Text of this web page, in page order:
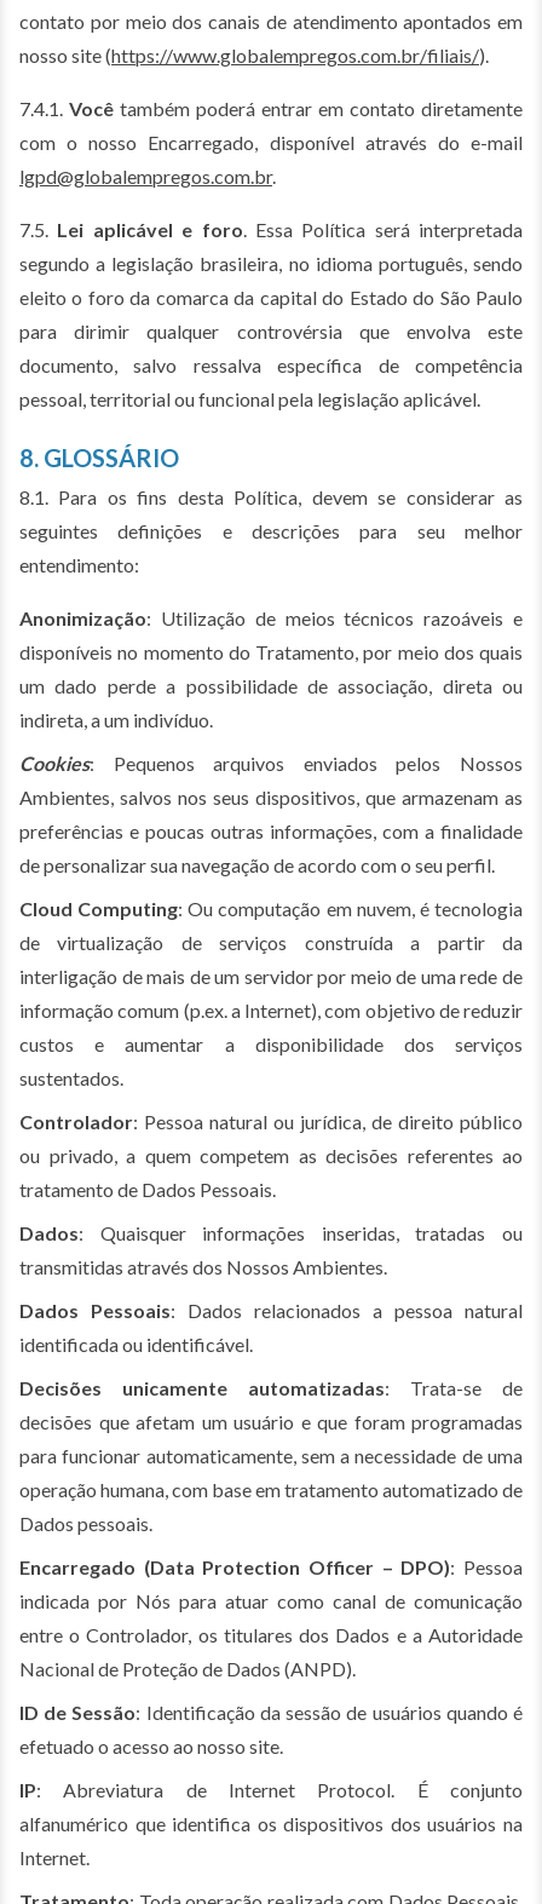
contato por meio dos canais de atendimento apontados em
nosso site (https://www.globalempregos.com.br/filiais/).
7.4.1. Você também poderá entrar em contato diretamente
com o nosso Encarregado, disponível através do e-mail
lgpd@globalempregos.com.br.
7.5. Lei aplicável e foro . Essa Política será interpretada
segundo a legislação brasileira, no idioma português, sendo
eleito o foro da comarca da capital do Estado do São Paulo
para dirimir qualquer controvérsia que envolva este
documento, salvo ressalva específica de competência
pessoal, territorial ou funcional pela legislação aplicável.
8. GLOSSÁRIO
8.1. Para os fins desta Política, devem se considerar as
seguintes definições e descrições para seu melhor
entendimento:
Anonimização: Utilização de meios técnicos razoáveis e
disponíveis no momento do Tratamento, por meio dos quais
um dado perde a possibilidade de associação, direta ou
indireta, a um indivíduo.
Cookies: Pequenos arquivos enviados pelos Nossos
Ambientes, salvos nos seus dispositivos, que armazenam as
preferências e poucas outras informações, com a finalidade
de personalizar sua navegação de acordo com o seu perfil.
Cloud Computing: Ou computação em nuvem, é tecnologia
de virtualização de serviços construída a partir da
interligação de mais de um servidor por meio de uma rede de
informação comum (p.ex. a Internet), com objetivo de reduzir
custos e aumentar a disponibilidade dos serviços
sustentados.
Controlador: Pessoa natural ou jurídica, de direito público
ou privado, a quem competem as decisões referentes ao
tratamento de Dados Pessoais.
Dados: Quaisquer informações inseridas, tratadas ou
transmitidas através dos Nossos Ambientes.
Dados Pessoais: Dados relacionados a pessoa natural
identificada ou identificável.
Decisões unicamente automatizadas: Trata-se de
decisões que afetam um usuário e que foram programadas
para funcionar automaticamente, sem a necessidade de uma
operação humana, com base em tratamento automatizado de
Dados pessoais.
Encarregado (Data Protection Officer – DPO): Pessoa
indicada por Nós para atuar como canal de comunicação
entre o Controlador, os titulares dos Dados e a Autoridade
Nacional de Proteção de Dados (ANPD).
ID de Sessão: Identificação da sessão de usuários quando é
efetuado o acesso ao nosso site.
IP: Abreviatura de Internet Protocol. É conjunto
alfanumérico que identifica os dispositivos dos usuários na
Internet.